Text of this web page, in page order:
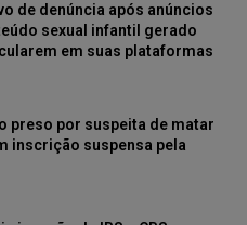
de denúncia após anúncios
sexual infantil gerado
em suas plataformas
preso por suspeita de matar
inscrição suspensa pela